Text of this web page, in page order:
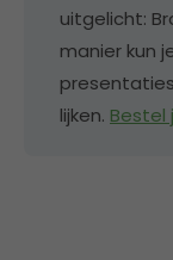
uitgelicht:
manier kun
lijken. Bestel